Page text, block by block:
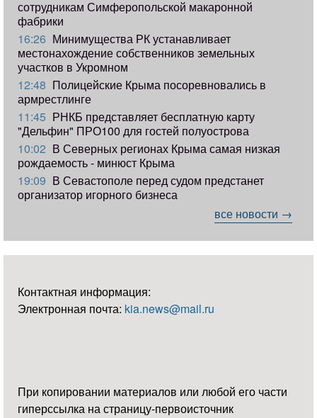
сотрудникам Симферопольской макаронной
фабрики
16:26 Минимущества РК устанавливает
местонахождение собственников земельных
участков в Укромном
12:48 Полицейские Крыма посоревновались в
армрестлинге
11:45 РНКБ представляет бесплатную карту
"Дельфин" ПРО100 для гостей полуострова
10:02 В Северных регионах Крыма самая низкая
рождаемость - минюст Крыма
19:09 В Севастополе перед судом предстанет
организатор игорного бизнеса
все новости →
Контактная информация:
Электронная почта: kia.news@mail.ru
При копировании материалов или любой его части
гиперссылка на страницу-первоисточник